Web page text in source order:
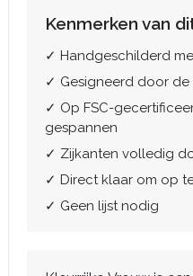
Kenmerken van
✓ Handgeschilderd
✓ Gesigneerd door de
✓ Op FSC-
gespannen
✓ Zijkanten volledig
✓ Direct klaar om op
✓ Geen lijst nodig